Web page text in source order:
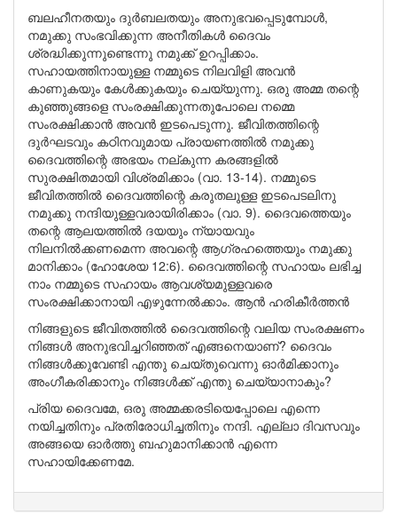
ബലഹീനതയും ദുർബലതയും അനുഭവപ്പെടുമ്പോൾ,
നമുക്കു സംഭവിക്കുന്ന അനീതികൾ ദൈവം
ശ്രദ്ധിക്കുന്നുണ്ടെന്നു നമുക്ക് ഉറപ്പിക്കാം.
സഹായത്തിനായുള്ള നമ്മുടെ നിലവിളി അവൻ
കാണുകയും കേൾക്കുകയും ചെയ്യുന്നു. ഒരു അമ്മ തന്റെ
കുഞ്ഞുങ്ങളെ സംരക്ഷിക്കുന്നതുപോലെ നമ്മെ
സംരക്ഷിക്കാൻ അവൻ ഇടപെടുന്നു. ജീവിതത്തിന്റെ
ദുർഘടവും കഠിനവുമായ പ്രായണത്തിൽ നമുക്കു
ദൈവത്തിന്റെ അഭയം നല്കുന്ന കരങ്ങളിൽ
സുരക്ഷിതമായി വിശ്രമിക്കാം (വാ. 13-14). നമ്മുടെ
ജീവിതത്തിൽ ദൈവത്തിന്റെ കരുതലുള്ള ഇടപെടലിനു
നമുക്കു നന്ദിയുള്ളവരായിരിക്കാം (വാ. 9). ദൈവത്തെയും
തന്റെ ആലയത്തിൽ ദയയും ന്യായവും
നിലനിൽക്കണമെന്ന അവന്റെ ആഗ്രഹത്തെയും നമുക്കു
മാനിക്കാം (ഹോശേയ 12:6). ദൈവത്തിന്റെ സഹായം ലഭിച്ച
നാം നമ്മുടെ സഹായം ആവശ്യമുള്ളവരെ
സംരക്ഷിക്കാനായി എഴുന്നേൽക്കാം. ആൻ ഹരികീർത്തൻ
നിങ്ങളുടെ ജീവിതത്തിൽ ദൈവത്തിന്റെ വലിയ സംരക്ഷണം
നിങ്ങൾ അനുഭവിച്ചറിഞ്ഞത് എങ്ങനെയാണ്? ദൈവം
നിങ്ങൾക്കുവേണ്ടി എന്തു ചെയ്തുവെന്നു ഓർമിക്കാനും
അംഗീകരിക്കാനും നിങ്ങൾക്ക് എന്തു ചെയ്യാനാകും?
പ്രിയ ദൈവമേ, ഒരു അമ്മക്കരടിയെപ്പോലെ എന്നെ
നയിച്ചതിനും പ്രതിരോധിച്ചതിനും നന്ദി. എല്ലാ ദിവസവും
അങ്ങയെ ഓർത്തു ബഹുമാനിക്കാൻ എന്നെ
സഹായിക്കേണമേ.